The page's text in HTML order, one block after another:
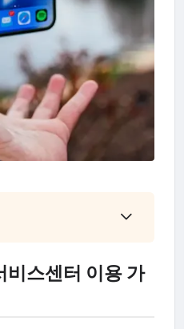
비스센터 이용 가